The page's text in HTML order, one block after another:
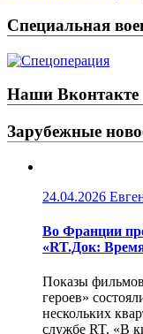
Специальная
Наши Вконтакте
Зарубежные
24.04.2026
Во Франции
«RT.Док:
Показы
героев»
нескольких
службе RT. «В